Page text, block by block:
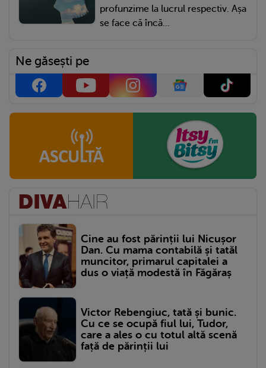
profunzime la lucrul respectiv. Așa
se face că încă...
Ne găsești pe
Cine au fost părinții lui Nicușor
Dan. Cu mama contabilă și tatăl
muncitor, primarul capitalei a
dus o viață modestă în Făgăraș
Victor Rebengiuc, tată și bunic.
Cu ce se ocupă fiul lui, Tudor,
care a ales o cu totul altă scenă
față de părinții lui